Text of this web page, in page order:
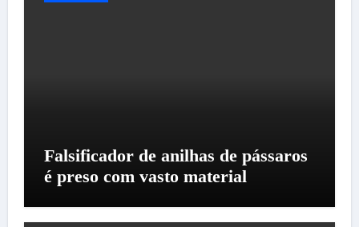
Falsificador de anilhas de pássaros
é preso com vasto material